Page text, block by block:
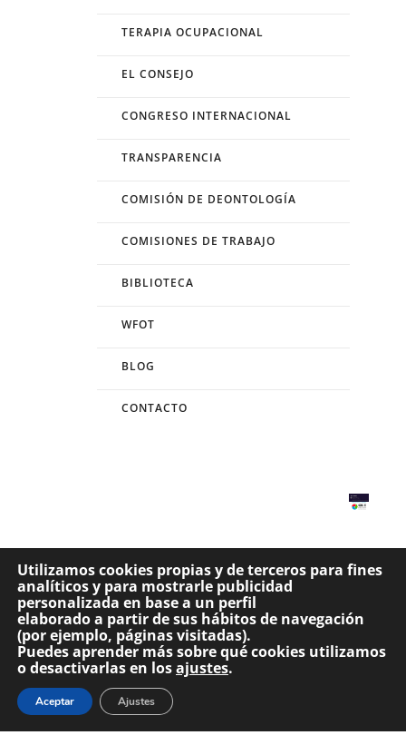
TERAPIA OCUPACIONAL
EL CONSEJO
CONGRESO INTERNACIONAL
TRANSPARENCIA
COMISIÓN DE DEONTOLOGÍA
COMISIONES DE TRABAJO
BIBLIOTECA
WFOT
BLOG
CONTACTO
Website propiedad del Consejo General de Colegios de Terapeutas Ocupacionales de
España. –Visita nuestro aviso legal Desarrollado por
Utilizamos cookies propias y de terceros para fines
analíticos y para mostrarle publicidad
personalizada en base a un perfil
elaborado a partir de sus hábitos de navegación
(por ejemplo, páginas visitadas).
Puedes aprender más sobre qué cookies utilizamos
o desactivarlas en losajustes.
Aceptar Ajustes